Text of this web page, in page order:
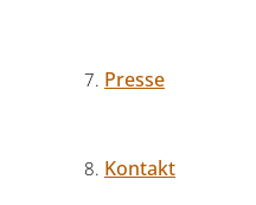
Presse
Kontakt